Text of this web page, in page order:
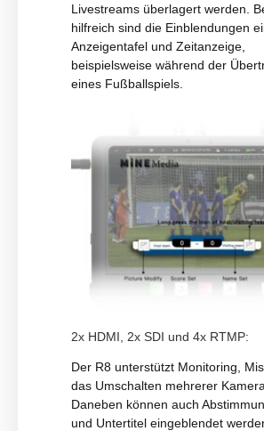
Livestreams überlagert werden.
hilfreich sind die Einblendungen
Anzeigentafel und Zeitanzeige,
beispielsweise während der
eines Fußballspiels.
2x HDMI, 2x SDI und 4x RTMP:
Der R8 unterstützt Monitoring,
das Umschalten mehrerer
Daneben können auch
und Untertitel eingeblendet